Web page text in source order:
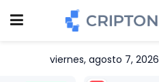
viernes, agosto 7, 2026